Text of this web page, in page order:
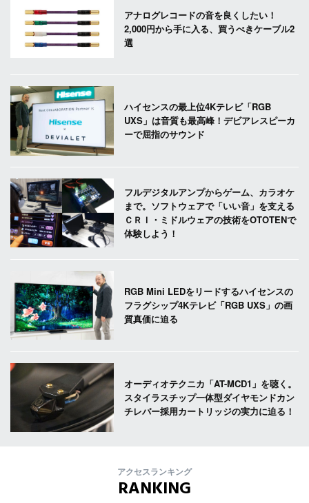
アナログレコードの音を良くしたい！
2,000円から手に入る、買うべきケーブル2
選
ハイセンスの最上位4Kテレビ「RGB
UXS」は音質も最高峰！デビアレスピーカ
ーで屈指のサウンド
フルデジタルアンプからゲーム、カラオケ
まで。ソフトウェアで「いい音」を支える
ＣＲＩ・ミドルウェアの技術をOTOTENで
体験しよう！
RGB Mini LEDをリードするハイセンスの
フラグシップ4Kテレビ「RGB UXS」の画
質真価に迫る
オーディオテクニカ「AT-MCD1」を聴く。
スタイラスチップ一体型ダイヤモンドカン
チレバー採用カートリッジの実力に迫る！
アクセスランキング
RANKING